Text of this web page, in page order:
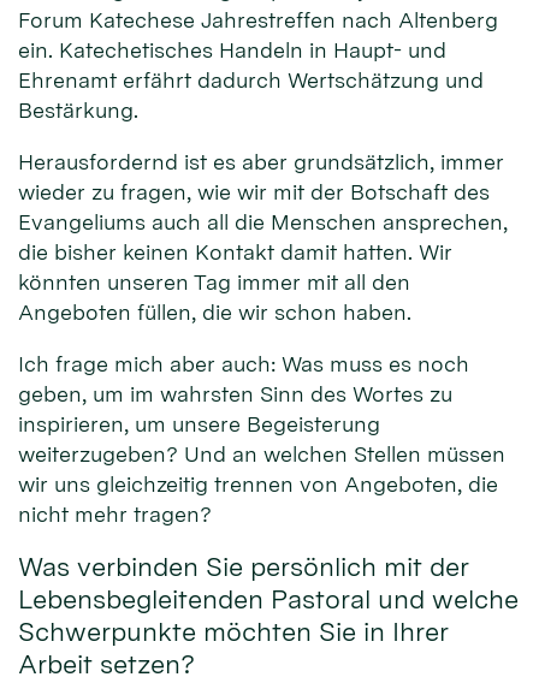
Forum Katechese Jahrestreffen nach Altenberg
ein. Katechetisches Handeln in Haupt- und
Ehrenamt erfährt dadurch Wertschätzung und
Bestärkung.
Herausfordernd ist es aber grundsätzlich, immer
wieder zu fragen, wie wir mit der Botschaft des
Evangeliums auch all die Menschen ansprechen,
die bisher keinen Kontakt damit hatten. Wir
könnten unseren Tag immer mit all den
Angeboten füllen, die wir schon haben.
Ich frage mich aber auch: Was muss es noch
geben, um im wahrsten Sinn des Wortes zu
inspirieren, um unsere Begeisterung
weiterzugeben? Und an welchen Stellen müssen
wir uns gleichzeitig trennen von Angeboten, die
nicht mehr tragen?
Was verbinden Sie persönlich mit der
Lebensbegleitenden Pastoral und welche
Schwerpunkte möchten Sie in Ihrer
Arbeit setzen?